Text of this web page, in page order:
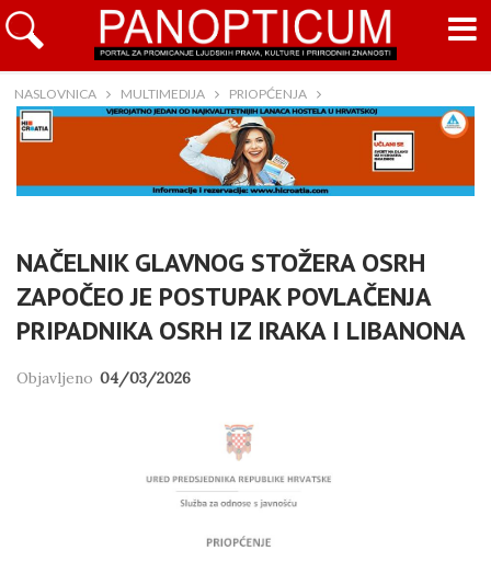
NASLOVNICA MULTIMEDIJA PRIOPĆENJA
NAČELNIK GLAVNOG STOŽERA OSRH
ZAPOČEO JE POSTUPAK POVLAČENJA
PRIPADNIKA OSRH IZ IRAKA I LIBANONA
Objavljeno 04/03/2026